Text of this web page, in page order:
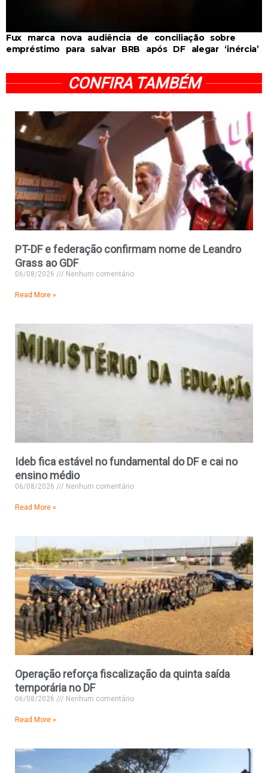
Fux marca nova audiência de conciliação sobre
empréstimo para salvar BRB após DF alegar ‘inércia’
CONFIRA TAMBÉM
PT-DF e federação confirmam nome de Leandro
Grass ao GDF
06/08/2026 Nenhum comentário
Read More »
Ideb fica estável no fundamental do DF e cai no
ensino médio
06/08/2026 Nenhum comentário
Read More »
Operação reforça fiscalização da quinta saída
temporária no DF
06/08/2026 Nenhum comentário
Read More »